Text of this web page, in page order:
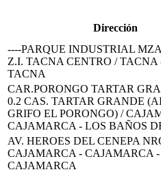
Dirección
----PARQUE INDUSTRIAL
Z.I. TACNA CENTRO / TACNA
TACNA
CAR.PORONGO TARTAR
0.2 CAS. TARTAR GRANDE
GRIFO EL PORONGO) /
CAJAMARCA - LOS BAÑOS
AV. HEROES DEL CENEPA
CAJAMARCA - CAJAMARCA -
CAJAMARCA